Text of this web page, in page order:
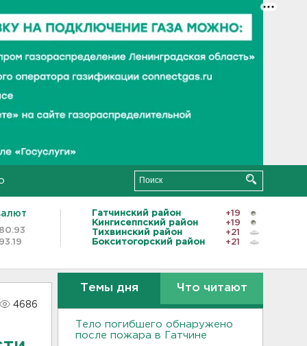
80.93
93.19
Гатчинский район
+19
Кингисеппский район
+19
Тихвинский район
+21
Бокситогорский район
+21
4686
Темы дня Что читают
Тело погибшего обнаружено
после пожара в Гатчине